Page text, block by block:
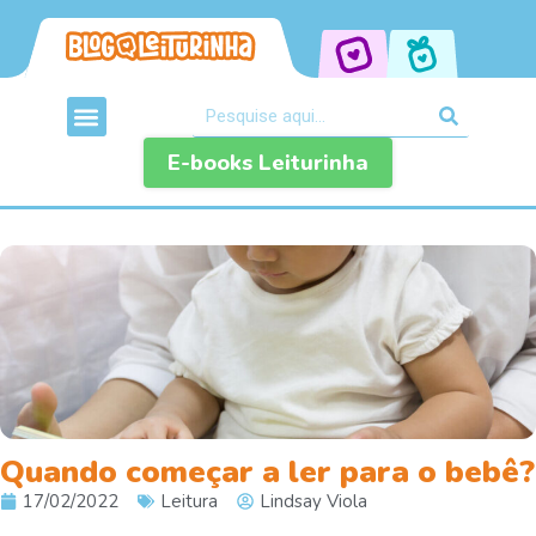
E-books Leiturinha
Quando começar a ler para o bebê?
17/02/2022 Leitura Lindsay Viola